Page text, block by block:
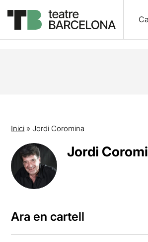
Inici » Jordi Coromina
Jordi
Ara en cartell